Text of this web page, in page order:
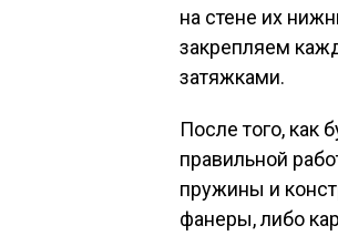
на стене их
закрепляем
затяжками.
После того, как
правильной
пружины и
фанеры, либо